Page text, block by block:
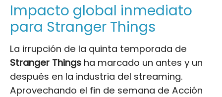
Impacto global inmediato
para Stranger Things
La irrupción de la quinta temporada de
Stranger Things ha marcado un antes y un
después en la industria del streaming.
Aprovechando el fin de semana de Acción